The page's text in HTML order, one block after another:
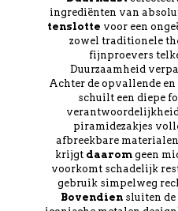
ingrediënten van
tenslotte voor een
zowel traditionele
fijnproevers
Duurzaamheid
Achter de opvallende
schuilt een diepe
piramidezakjes
afbreekbare
krijgt daaromgeen
voorkomt schadelijk
gebruik simpelweg
Bovendiensluiten de